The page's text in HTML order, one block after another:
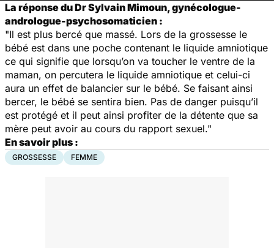
La réponse du Dr Sylvain Mimoun, gynécologue-
andrologue-psychosomaticien :
"Il est plus bercé que massé. Lors de la grossesse le
bébé est dans une poche contenant le liquide amniotique
ce qui signifie que lorsqu’on va toucher le ventre de la
maman, on percutera le liquide amniotique et celui-ci
aura un effet de balancier sur le bébé. Se faisant ainsi
bercer, le bébé se sentira bien. Pas de danger puisqu’il
est protégé et il peut ainsi profiter de la détente que sa
mère peut avoir au cours du rapport sexuel."
En savoir plus :
GROSSESSE FEMME